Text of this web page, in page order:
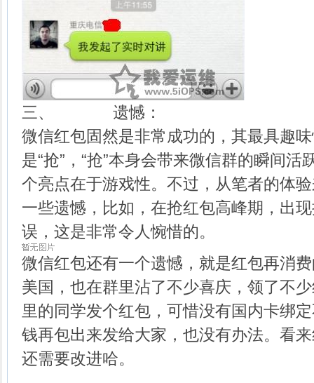
三、 遗憾：
微信红包固然是非常成功的，其最具趣
是“抢”，“抢”本身会带来微信群的瞬间
个亮点在于游戏性。不过，从笔者的体
一些遗憾，比如，在抢红包高峰期，出
误，这是非常令人惋惜的。
微信红包还有一个遗憾，就是红包再消
美国，也在群里沾了不少喜庆，领了不
里的同学发个红包，可惜没有国内卡绑
钱再包出来发给大家，也没有办法。看
还需要改进哈。